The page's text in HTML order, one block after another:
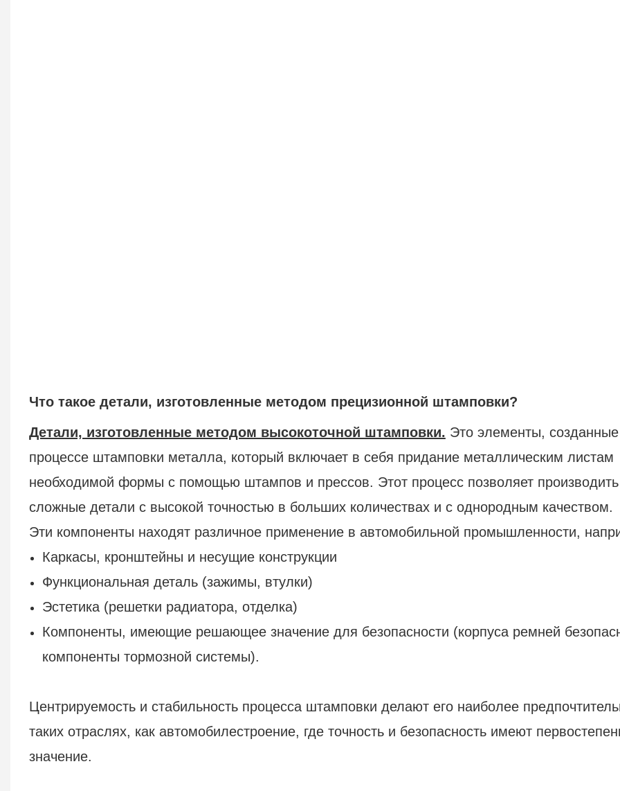
Что такое детали, изготовленные методом прецизионной штамповки?
Детали, изготовленные методом высокоточной штамповки. Это элементы,
процессе штамповки металла, который включает в себя придание металлическим листам
необходимой формы с помощью штампов и прессов. Этот процесс позволяет производить
сложные детали с высокой точностью в больших количествах и с однородным качеством.
Эти компоненты находят различное применение в автомобильной промышленности,
Каркасы, кронштейны и несущие конструкции
Функциональная деталь (зажимы, втулки)
Эстетика (решетки радиатора, отделка)
Компоненты, имеющие решающее значение для безопасности (корпуса ремней
компоненты тормозной системы).
Центрируемость и стабильность процесса штамповки делают его наиболее
таких отраслях, как автомобилестроение, где точность и безопасность имеют
значение.